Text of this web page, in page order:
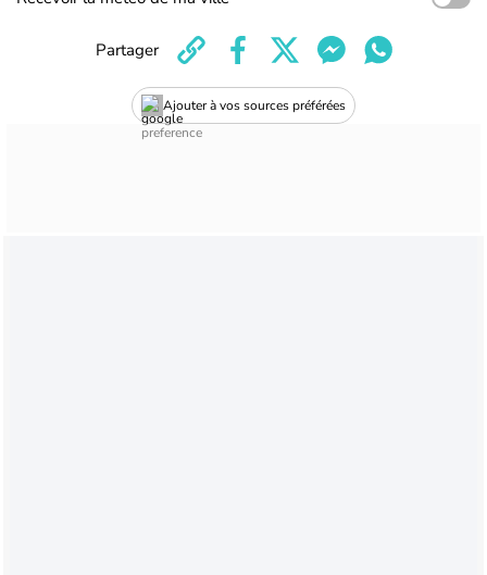
Ajouter à vos sources préférées
Partager